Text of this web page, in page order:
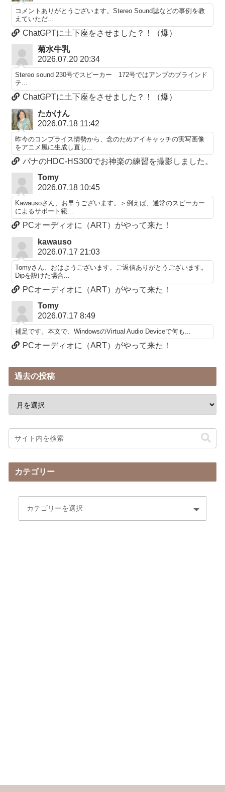
コメントありがとうございます。Stereo Sound誌などの事例を教
えていただ...
ChatGPTに土下座をさせました？！（爆）
菊水牛乳
2026.07.20 20:34
Stereo sound 230号でスピーカー 172号ではアンプのブラインド
テ...
ChatGPTに土下座をさせました？！（爆）
たかけん
2026.07.18 11:42
昨今のコンプライス情勢から、念のためアイキャッチの実写画像
をアニメ風に生成し直し...
パナのHDC-HS300でお神楽の練習を撮影しました。
Tomy
2026.07.18 10:45
Kawausoさん、お早うございます。＞例えば、通常のスピーカー
によるサポート範...
PCオーディオに（ART）がやって来た！
kawauso
2026.07.17 21:03
Tomyさん、おはようございます。ご返信ありがとうございます。
Dipを設けた場合...
PCオーディオに（ART）がやって来た！
Tomy
2026.07.17 8:49
補足です。本文で、WindowsのVirtual Audio Deviceで何も...
PCオーディオに（ART）がやって来た！
過去の投稿
カテゴリー